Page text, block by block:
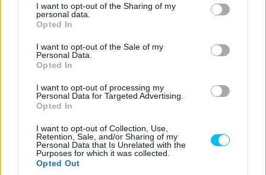
not limited to your visit or usage behaviour. You may click to
grant or deny consent to Google and its third-party tags to
use your data for below specified purposes in below Google
consent section.
I want to opt-out of the Sharing of my
personal data.
Opted In
I want to opt-out of the Sale of my
Personal Data.
Opted In
I want to opt-out of processing my
Personal Data for Targeted Advertising.
Opted In
I want to opt-out of Collection, Use,
Retention, Sale, and/or Sharing of my
Personal Data that Is Unrelated with the
Purposes for which it was collected.
Opted Out